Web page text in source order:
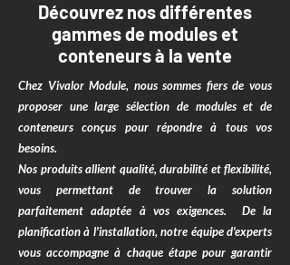
Découvrez nos différentes
gammes de modules et
conteneurs à la vente
Chez Vivalor Module, nous sommes fiers de vous
proposer une large sélection de modules et de
conteneurs conçus pour répondre à tous vos
besoins.
Nos produits allient qualité, durabilité et flexibilité,
vous permettant de trouver la solution
parfaitement adaptée à vos exigences. De la
planification à l'installation, notre équipe d'experts
vous accompagne à chaque étape pour garantir